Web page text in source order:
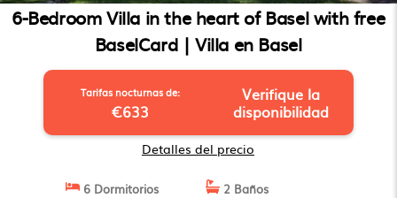
6-Bedroom Villa in the heart of Basel with free
BaselCard | Villa en Basel
Tarifas nocturnas de:
€633
Verifique la
disponibilidad
Detalles del precio
6 Dormitorios
2 Baños